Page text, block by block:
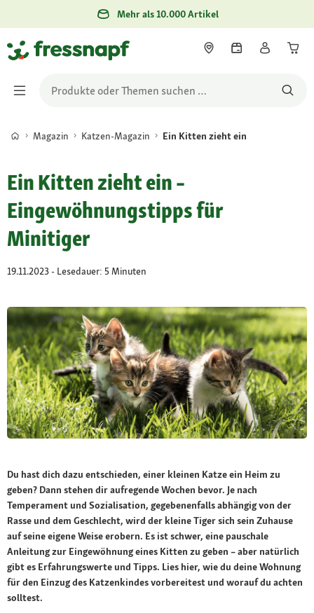
Mehr als 10.000 Artikel
Magazin Katzen-Magazin Ein Kitten zieht ein
Ein Kitten zieht ein –
Eingewöhnungstipps für
Minitiger
19.11.2023 - Lesedauer: 5 Minuten
Du hast dich dazu entschieden, einer kleinen Katze ein Heim zu
geben? Dann stehen dir aufregende Wochen bevor. Je nach
Temperament und Sozialisation, gegebenenfalls abhängig von der
Rasse und dem Geschlecht, wird der kleine Tiger sich sein Zuhause
auf seine eigene Weise erobern. Es ist schwer, eine pauschale
Anleitung zur Eingewöhnung eines Kitten zu geben – aber natürlich
gibt es Erfahrungswerte und Tipps. Lies hier, wie du deine Wohnung
für den Einzug des Katzenkindes vorbereitest und worauf du achten
solltest.